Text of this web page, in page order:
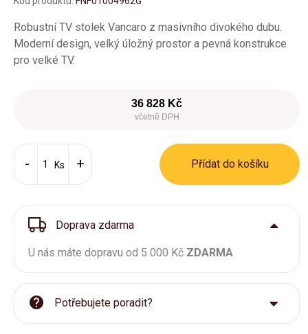
Robustní TV stolek Vancaro z masivního divokého dubu.
Moderní design, velký úložný prostor a pevná konstrukce
pro velké TV.
36 828 Kč
včetně DPH
Ks Přídat do košíku
Doprava zdarma
U nás máte dopravu od 5 000 Kč ZDARMA
Potřebujete poradit?